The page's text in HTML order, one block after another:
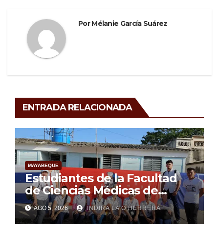
PorMélanie García Suárez
ENTRADA RELACIONADA
MAYABEQUE
Estudiantes de la Facultad
de Ciencias Médicas de
Mayabeque realizan
pesquisa
AGO 5, 2026 INDIRA LA O HERRERA